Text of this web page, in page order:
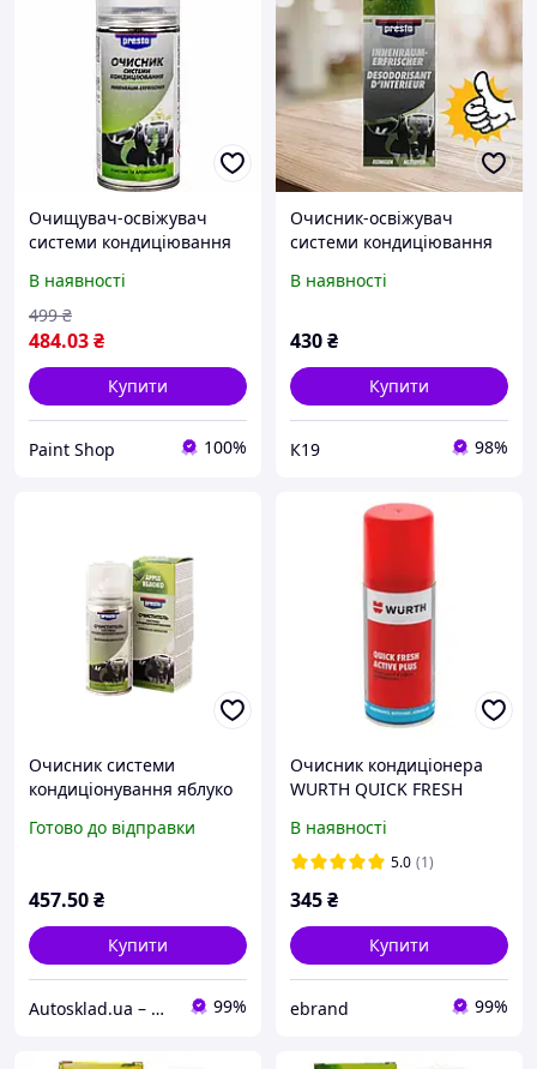
Очищувач-освіжувач
системи кондиціювання
В наявності
484.03₴
499 ₴
Купити
Paint Shop 100%
Очисник-освіжувач
системи кондиціювання
Presto 150 мл
В наявності
430₴
Купити
К19 98%
Очисник системи
кондиціонування яблуко
Готово до відправки
457.50₴
Купити
Autosklad.ua – фарби, автоемалі, герметики, лаки, набори інструментів, компресори 99%
Очисник кондиціонера
WURTH QUICK FRESH
В наявності
5.0 (1)
345₴
Купити
ebrand 99%